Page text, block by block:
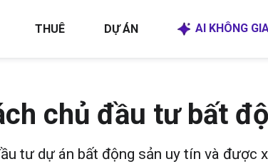
THUÊ DỰ ÁN AI KHÔNG
chủ đầu tư bất
tư dự án bất động sản uy tín và được